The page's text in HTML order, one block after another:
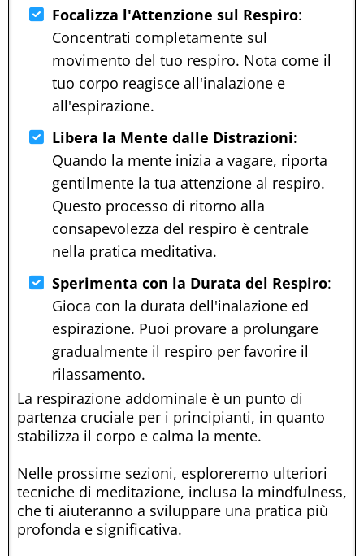
Focalizza l'Attenzione sul Respiro:
Concentrati completamente sul
movimento del tuo respiro. Nota come il
tuo corpo reagisce all'inalazione e
all'espirazione.
Libera la Mente dalle Distrazioni:
Quando la mente inizia a vagare, riporta
gentilmente la tua attenzione al respiro.
Questo processo di ritorno alla
consapevolezza del respiro è centrale
nella pratica meditativa.
Sperimenta con la Durata del Respiro:
Gioca con la durata dell'inalazione ed
espirazione. Puoi provare a prolungare
gradualmente il respiro per favorire il
rilassamento.
La respirazione addominale è un punto di
partenza cruciale per i principianti, in quanto
stabilizza il corpo e calma la mente.
Nelle prossime sezioni, esploreremo ulteriori
tecniche di meditazione, inclusa la mindfulness,
che ti aiuteranno a sviluppare una pratica più
profonda e significativa.